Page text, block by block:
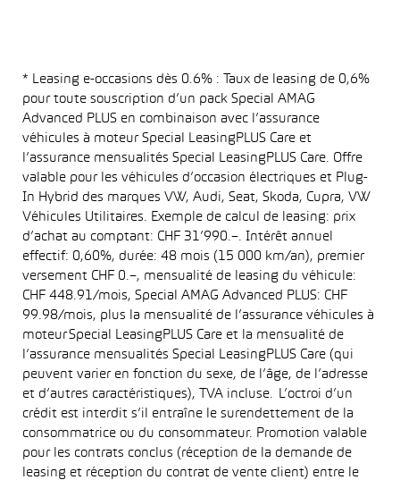
* Leasing e-occasions dès 0.6% : Taux de leasing de 0,6%
pour toute souscription d’un pack Special AMAG
Advanced PLUS en combinaison avec l’assurance
véhicules à moteur Special LeasingPLUS Care et
l’assurance mensualités Special LeasingPLUS Care. Offre
valable pour les véhicules d’occasion électriques et Plug-
In Hybrid des marques VW, Audi, Seat, Skoda, Cupra, VW
Véhicules Utilitaires. Exemple de calcul de leasing: prix
d’achat au comptant: CHF 31’990.–. Intérêt annuel
effectif: 0,60%, durée: 48 mois (15 000 km/an), premier
versement CHF 0.–, mensualité de leasing du véhicule:
CHF 448.91/mois, Special AMAG Advanced PLUS: CHF
99.98/mois, plus la mensualité de l’assurance véhicules à
moteur Special LeasingPLUS Care et la mensualité de
l’assurance mensualités Special LeasingPLUS Care (qui
peuvent varier en fonction du sexe, de l’âge, de l’adresse
et d’autres caractéristiques), TVA incluse. L’octroi d’un
crédit est interdit s’il entraîne le surendettement de la
consommatrice ou du consommateur. Promotion valable
pour les contrats conclus (réception de la demande de
leasing et réception du contrat de vente client) entre le